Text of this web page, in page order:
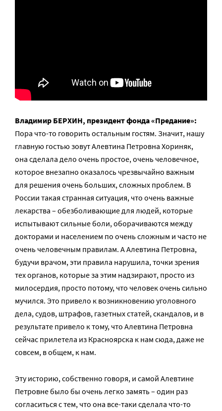
Владимир БЕРХИН, президент фонда «Предание»:
Пора что-то говорить остальным гостям. Значит, нашу
главную гостью зовут Алевтина Петровна Хориняк,
она сделала дело очень простое, очень человечное,
которое внезапно оказалось чрезвычайно важным
для решения очень больших, сложных проблем. В
России такая странная ситуация, что очень важные
лекарства – обезболивающие для людей, которые
испытывают сильные боли, оборачиваются между
докторами и населением по очень сложным и часто не
очень человечным правилам. А Алевтина Петровна,
будучи врачом, эти правила нарушила, точки зрения
тех органов, которые за этим надзирают, просто из
милосердия, просто потому, что человек очень сильно
мучился. Это привело к возникновению уголовного
дела, судов, штрафов, газетных статей, скандалов, и в
результате привело к тому, что Алевтина Петровна
сейчас прилетела из Красноярска к нам сюда, даже не
совсем, в общем, к нам.
Эту историю, собственно говоря, и самой Алевтине
Петровне было бы очень легко замять – один раз
согласиться с тем, что она все-таки сделала что-то